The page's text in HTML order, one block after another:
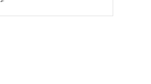
庭料理を格上げ
理術
活かす茹で方